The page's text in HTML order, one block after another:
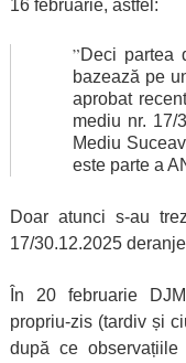
16 februarie, astfel:
”Deci partea
bazează pe
aprobat
mediu nr. 17/
Mediu
este parte a
Doar atunci s-au
17/30.12.2025
În 20 februarie
propriu-zis (tardiv și
după ce